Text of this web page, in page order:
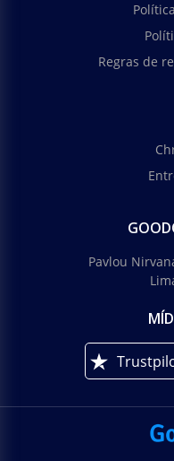
Regras de
Pavlou